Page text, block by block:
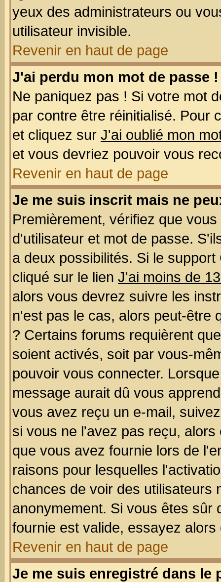
yeux des administrateurs ou
utilisateur invisible.
Revenir en haut de page
J'ai perdu mon mot de passe !
Ne paniquez pas ! Si votre mot
par contre être réinitialisé. Pour
et cliquez sur J'ai oublié mon
et vous devriez pouvoir vous
Revenir en haut de page
Je me suis inscrit mais ne
Premièrement, vérifiez que
d'utilisateur et mot de passe.
a deux possibilités. Si le
cliqué sur le lien J'ai moins de
alors vous devrez suivre les
n'est pas le cas, alors peut-être
? Certains forums requièrent
soient activés, soit par vous-
pouvoir vous connecter.
message aurait dû vous
vous avez reçu un e-mail,
si vous ne l'avez pas reçu,
que vous avez fournie lors de
raisons pour lesquelles
chances de voir des utilisateurs
anonymement. Si vous êtes sûr
fournie est valide, essayez
Revenir en haut de page
Je me suis enregistré dans le